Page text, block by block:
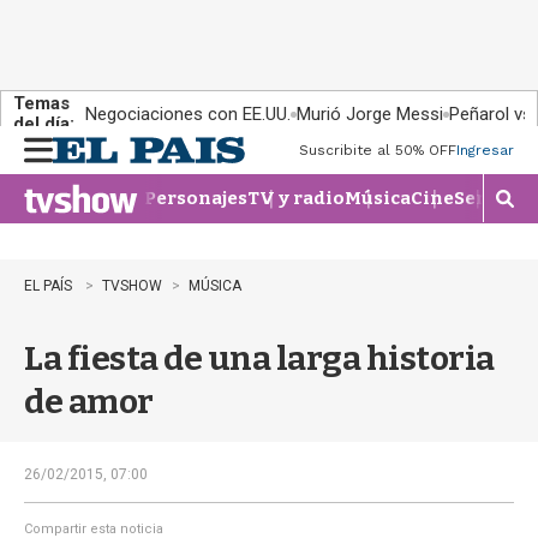
Temas
del día: Negociaciones con EE.UU. Murió Jorge Messi Peñarol
n
u
Suscribite al 50% OFFIngresar
PersonajesTV y radioMúsicaCineSeries
M
o
e
EL PAÍS TVSHOW MÚSICA
La fiesta de una larga historia
de amor
26/02/2015, 07:00
Compartir esta noticia